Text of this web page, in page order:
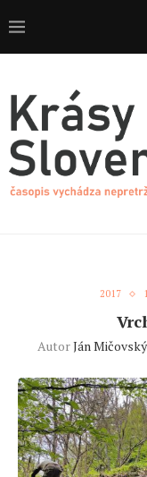
2017
AutorJán Mičovský